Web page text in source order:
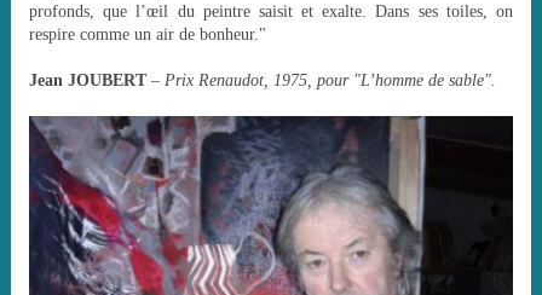
profonds, que l’œil du peintre saisit et exalte. Dans ses toiles, on
respire comme un air de bonheur."
Jean JOUBERT – Prix Renaudot, 1975, pour "L’homme de sable".